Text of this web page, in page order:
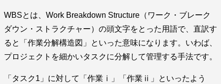
WBSとは、Work Breakdown Structure（ワーク・ブレーク
ダウン・ストラクチャー）の頭文字をとった用語で、直訳す
ると「作業分解構造図」といった意味になります。いわば、
プロジェクトを細かいタスクに分解して管理する手法です。
「タスク1」に対して「作業ⅰ」「作業ⅱ」といったよう